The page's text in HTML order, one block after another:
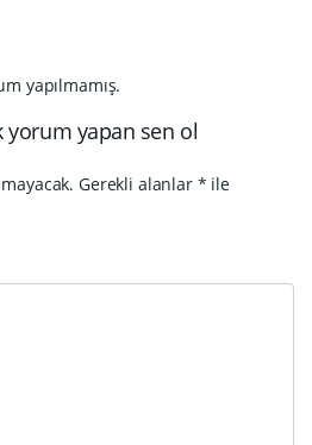
yorum yapan sen ol
Gerekli alanlar * ile
yapılmamış.